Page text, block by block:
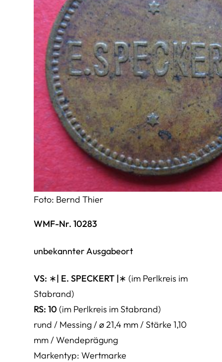
Foto: Bernd Thier
WMF-Nr. 10283
unbekannter Ausgabeort
VS: ∗| E. SPECKERT |∗ (im Perlkreis im
Stabrand)
RS: 10 (im Perlkreis im Stabrand)
rund / Messing / ø 21,4 mm / Stärke 1,10
mm / Wendeprägung
Markentyp: Wertmarke